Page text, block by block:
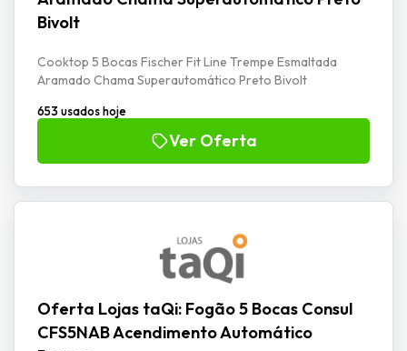
Bivolt
Cooktop 5 Bocas Fischer Fit Line Trempe Esmaltada
Aramado Chama Superautomático Preto Bivolt
653 usados hoje
Ver Oferta
Oferta Lojas taQi: Fogão 5 Bocas Consul
CFS5NAB Acendimento Automático